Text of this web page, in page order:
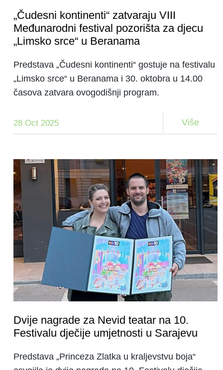
„Čudesni kontinenti“ zatvaraju VIII
Međunarodni festival pozorišta za djecu
„Limsko srce“ u Beranama
28 Oct 2025
Predstava „Čudesni kontinenti“ gostuje na festivalu
„Limsko srce“ u Beranama i 30. oktobra u 14.00
časova zatvara ovogodišnji program.
Više
Dvije nagrade za Nevid teatar na 10.
Festivalu dječije umjetnosti u Sarajevu
Predstava „Princeza Zlatka u kraljevstvu boja“